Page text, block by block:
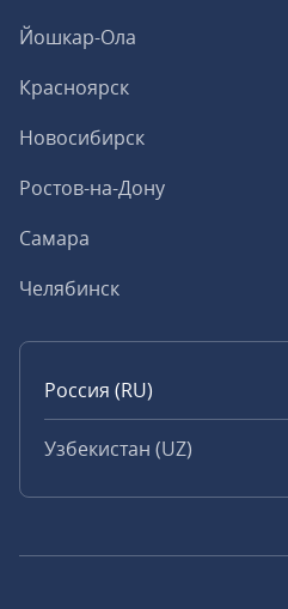
Йошкар-Ола
Красноярск
Новосибирск
Ростов-на-Дону
Самара
Челябинск
Россия (RU)
Узбекистан (UZ)